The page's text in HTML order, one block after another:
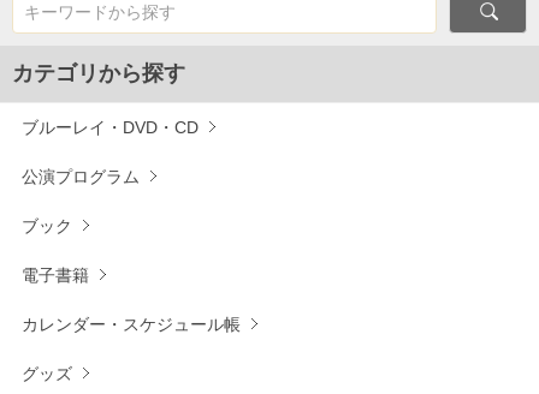
キーワードから探す
カテゴリから探す
ブルーレイ・DVD・CD
公演プログラム
ブック
電子書籍
カレンダー・スケジュール帳
グッズ